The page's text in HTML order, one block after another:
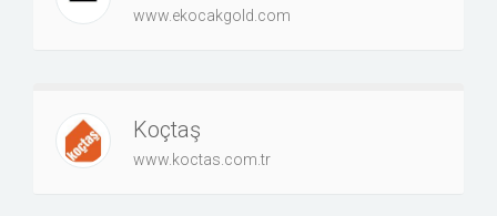
www.ekocakgold.com
Koçtaş
www.koctas.com.tr